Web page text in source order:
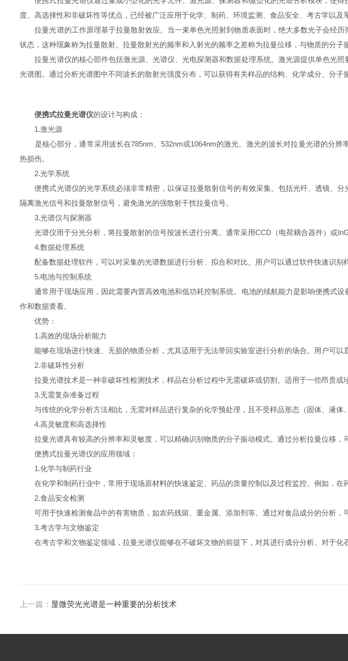
度、高选择性和非破坏性等优点，已经被广泛应用于化学、制药、环境监测、食品安全、考古学以及
拉曼光谱的工作原理基于拉曼散射效应。当一束单色光照射到物质表面时，绝大多数光子会经
状态，这种现象称为拉曼散射。拉曼散射光的频率和入射光的频率之差称为拉曼位移，与物质的分子
拉曼光谱仪的核心部件包括激光源、光谱仪、光电探测器和数据处理系统。激光源提供单色光
光谱图。通过分析光谱图中不同波长的散射光强度分布，可以获得有关样品的结构、化学成分、分子
便携式拉曼光谱仪的设计与构成：
1.激光源
是核心部分，通常采用波长在785nm、532nm或1064nm的激光。激光的波长对拉曼光谱的分辨
热损伤。
2.光学系统
便携式光谱仪的光学系统必须非常精密，以保证拉曼散射信号的有效采集。包括光纤、透镜、
隔离激光信号和拉曼散射信号，避免激光的强散射干扰拉曼信号。
3.光谱仪与探测器
光谱仪用于分光分析，将拉曼散射的信号按波长进行分离。通常采用CCD（电荷耦合器件）或
4.数据处理系统
配备数据处理软件，可以对采集的光谱数据进行分析、拟合和对比。用户可以通过软件快速识别
5.电池与控制系统
通常用于现场应用，因此需要内置高效电池和低功耗控制系统。电池的续航能力是影响便携式设
作和数据查看。
优势：
1.高效的现场分析能力
能够在现场进行快速、无损的物质分析，尤其适用于无法带回实验室进行分析的场合。用户可以
2.非破坏性分析
拉曼光谱技术是一种非破坏性检测技术，样品在分析过程中无需破坏或切割。适用于一些昂贵或
3.无需复杂准备过程
与传统的化学分析方法相比，无需对样品进行复杂的化学预处理，且不受样品形态（固体、液体
4.高灵敏度和高选择性
拉曼光谱具有较高的分辨率和灵敏度，可以精确识别物质的分子振动模式。通过分析拉曼位移，
便携式拉曼光谱仪的应用领域：
1.化学与制药行业
在化学和制药行业中，常用于现场原材料的快速鉴定、药品的质量控制以及过程监控。例如，在
2.食品安全检测
可用于快速检测食品中的有害物质，如农药残留、重金属、添加剂等。通过对食品成分的分析，
3.考古学与文物鉴定
在考古学和文物鉴定领域，拉曼光谱仪能够在不破坏文物的前提下，对其进行成分分析。对于化
上一篇： 显微荧光光谱是一种重要的分析技术